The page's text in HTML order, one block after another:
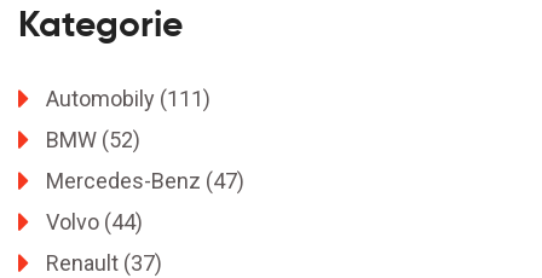
Kategorie
Automobily (111)
BMW (52)
Mercedes-Benz (47)
Volvo (44)
Renault (37)